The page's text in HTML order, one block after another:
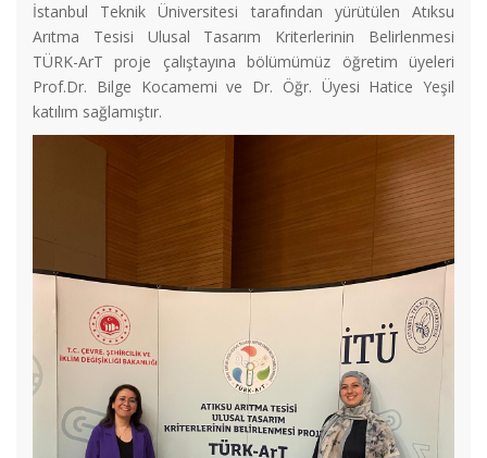
İstanbul Teknik Üniversitesi tarafından yürütülen Atıksu
Arıtma Tesisi Ulusal Tasarım Kriterlerinin Belirlenmesi
TÜRK-ArT proje çalıştayına bölümümüz öğretim üyeleri
Prof.Dr. Bilge Kocamemi ve Dr. Öğr. Üyesi Hatice Yeşil
katılım sağlamıştır.